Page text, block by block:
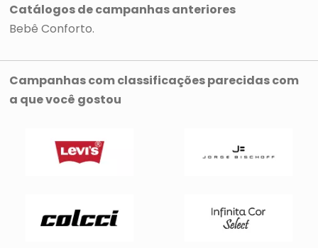
Catálogos de campanhas anteriores
Bebê Conforto
Campanhas com classificações parecidas com
a que você gostou